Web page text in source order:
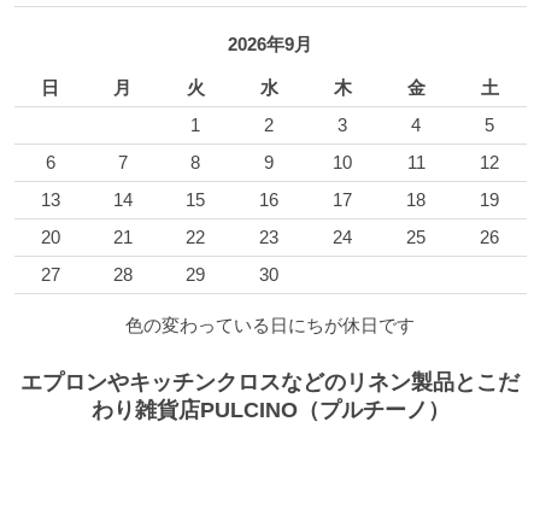
2026年9月
日 月 火 水 木 金
土
1
2 3 4
5
6
7 8 9 10 11
12
13
14 15 16 17 18
19
20
21 22 23 24 25
26
27
28 29 30
色の変わっている日にちが休日です
エプロンやキッチンクロスなどのリネン製品とこだ
わり雑貨店PULCINO（プルチーノ）